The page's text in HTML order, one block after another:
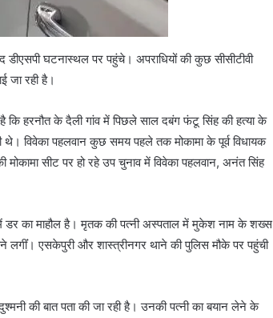
घटनास्थल पर पहुंचे। अपराधियों की कुछ सीसीटीवी
जा रही है।
कि हरनौत के दैली गांव में पिछले साल दबंग फंटू सिंह की हत्या के
थे। विवेका पहलवान कुछ समय पहले तक मोकामा के पूर्व विधायक
मोकामा सीट पर हो रहे उप चुनाव में विवेका पहलवान, अनंत सिंह
डर का माहौल है। मृतक की पत्‍नी अस्‍पताल में मुकेश नाम के शख्‍स
लगींं। एसकेपुरी और शास्‍त्रीनगर थाने की पुलिस मौके पर पहुंची
की बात पता की जा रही है। उनकी पत्‍नी का बयान लेने के